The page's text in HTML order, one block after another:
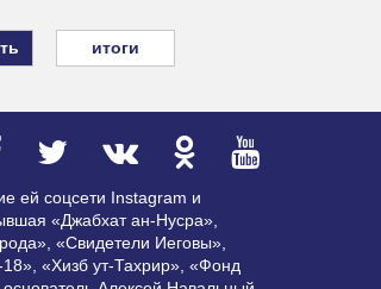
итоги
ей соцсети Instagram и
«Джабхат ан-Нусра»,
«Свидетели Иеговы»,
«Хизб ут-Тахрир», «Фонд